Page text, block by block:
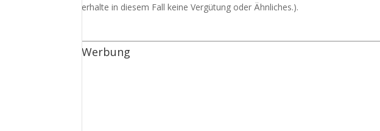
erhalte in diesem Fall keine Vergütung oder Ähnliches.).
Werbung